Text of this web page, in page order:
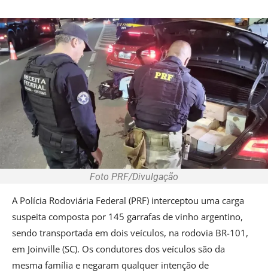
Foto PRF/Divulgação
A Polícia Rodoviária Federal (PRF) interceptou uma carga
suspeita composta por 145 garrafas de vinho argentino,
sendo transportada em dois veículos, na rodovia BR-101,
em Joinville (SC). Os condutores dos veículos são da
mesma família e negaram qualquer intenção de